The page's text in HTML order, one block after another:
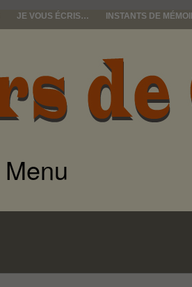
JE VOUS ÉCRIS… INSTANTS DE
Menu